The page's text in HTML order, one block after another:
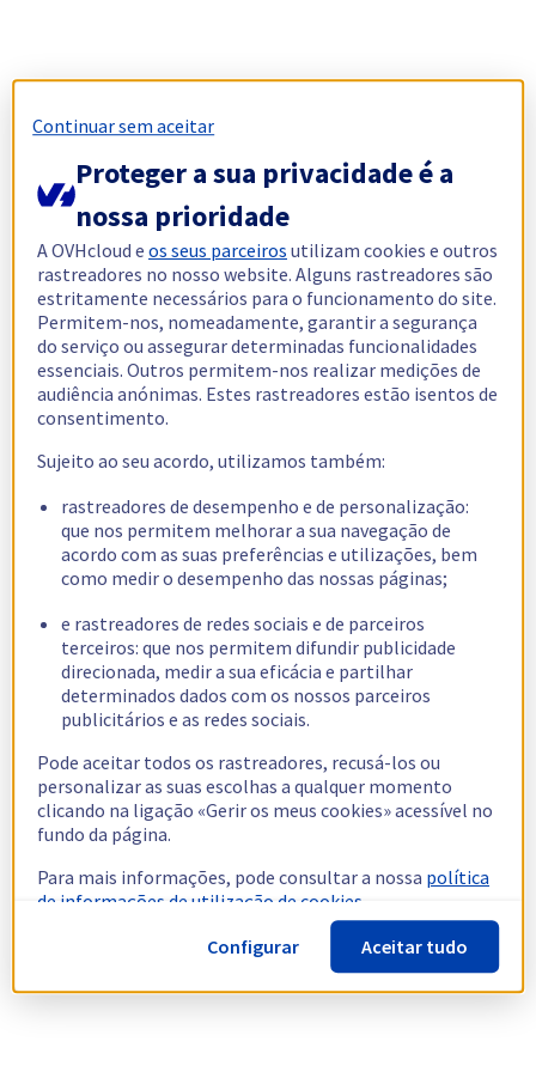
Continuar sem aceitar
Proteger a sua privacidade é a
nossa prioridade
A OVHcloud eos seus parceiros utilizam cookies e outros
rastreadores no nosso website. Alguns rastreadores são
estritamente necessários para o funcionamento do site.
Permitem-nos, nomeadamente, garantir a segurança
do serviço ou assegurar determinadas funcionalidades
essenciais. Outros permitem-nos realizar medições de
audiência anónimas. Estes rastreadores estão isentos de
consentimento.
Sujeito ao seu acordo, utilizamos também:
rastreadores de desempenho e de personalização:
que nos permitem melhorar a sua navegação de
acordo com as suas preferências e utilizações, bem
como medir o desempenho das nossas páginas;
e rastreadores de redes sociais e de parceiros
terceiros: que nos permitem difundir publicidade
direcionada, medir a sua eficácia e partilhar
determinados dados com os nossos parceiros
publicitários e as redes sociais.
Pode aceitar todos os rastreadores, recusá-los ou
personalizar as suas escolhas a qualquer momento
clicando na ligação «Gerir os meus cookies» acessível no
fundo da página.
Para mais informações, pode consultar a nossa política
de informações de utilização de cookies.
Configurar
Aceitar tudo